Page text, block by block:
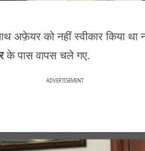
अफ़ेयर को नहीं स्वीकार किया
के पास वापस चले गए.
ADVERTISEMENT